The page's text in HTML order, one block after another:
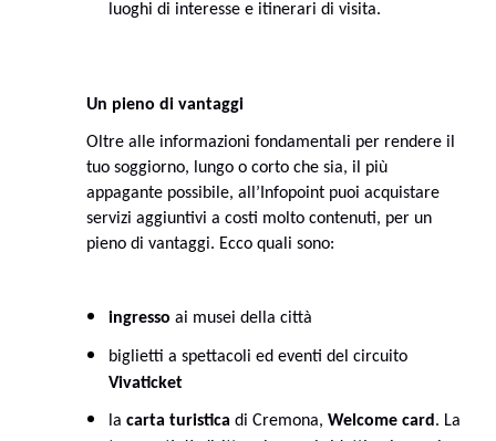
luoghi di interesse e itinerari di visita.
Un pieno di vantaggi
Oltre alle informazioni fondamentali per rendere il
tuo soggiorno, lungo o corto che sia, il più
appagante possibile, all’Infopoint puoi acquistare
servizi aggiuntivi a costi molto contenuti, per un
pieno di vantaggi. Ecco quali sono:
ingresso ai musei della città
biglietti a spettacoli ed eventi del circuito
Vivaticket
la carta turistica di Cremona, Welcome card. La